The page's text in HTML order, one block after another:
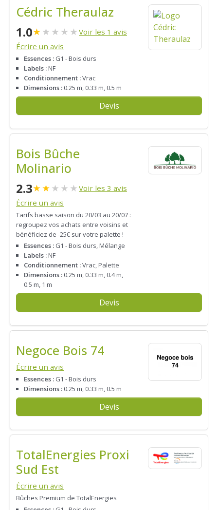
Cédric Theraulaz
1.0★★ ★ ★ ★ Voir les 1 avis
Écrire un avis
Essences : G1 - Bois durs
Labels :NF
Conditionnement :Vrac
Dimensions : 0.25 m, 0.33 m, 0.5 m
Devis
Bois Bûche
Molinario
2.3★★★ ★ ★ Voir les 3 avis
Écrire un avis
Tarifs basse saison du 20/03 au 20/07 :
regroupez vos achats entre voisins et
bénéficiez de -25€ sur votre palette !
Essences : G1 - Bois durs, Mélange
Labels :NF
Conditionnement :Vrac, Palette
Dimensions : 0.25 m, 0.33 m, 0.4 m,
0.5 m, 1 m
Devis
Negoce Bois 74
Écrire un avis
Essences : G1 - Bois durs
Dimensions : 0.25 m, 0.33 m, 0.5 m
Devis
TotalEnergies Proxi
Sud Est
Écrire un avis
Bûches Premium de TotalEnergies